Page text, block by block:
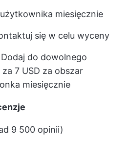
miesięcznie
się w celu wyceny
Dodaj do dowolnego
za 7 USD za obszar
miesięcznie
9 500 opinii)